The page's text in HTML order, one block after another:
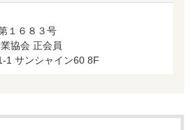
１６８３号
協会 正会員
1 サンシャイン60 8F